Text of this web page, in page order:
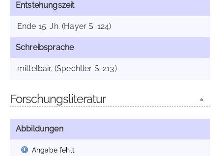
Entstehungszeit
Ende 15. Jh. (Hayer S. 124)
Schreibsprache
mittelbair. (Spechtler S. 213)
Forschungsliteratur
Abbildungen
Angabe fehlt